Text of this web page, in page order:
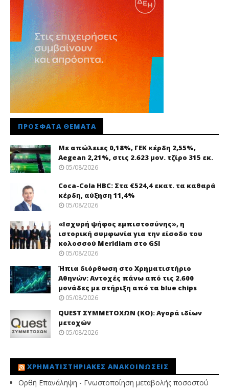
ΠΡΌΣΦΑΤΑ ΘΈΜΑΤΑ
Με απώλειες 0,18%, ΓΕΚ κέρδη 2,55%,
Aegean 2,21%, στις 2.623 μον. τζίρο 315 εκ.
05/08/2026
Coca-Cola HBC: Στα €524,4 εκατ. τα καθαρά
κέρδη, αύξηση 11,4%
05/08/2026
«Ισχυρή ψήφος εμπιστοσύνης», η
ιστορική συμφωνία για την είσοδο του
κολοσσού Meridiam στο GSI
05/08/2026
Ήπια διόρθωση στο Χρηματιστήριο
Αθηνών: Αντοχές πάνω από τις 2.600
μονάδες με στήριξη από τα blue chips
05/08/2026
QUEST ΣΥΜΜΕΤΟΧΩΝ (ΚΟ): Αγορά ιδίων
μετοχών
05/08/2026
ΧΡΗΜΑΤΙΣΤΗΡΙΑΚΈΣ ΑΝΑΚΟΙΝΏΣΕΙΣ
Ορθή Επανάληψη - Γνωστοποίηση μεταβολής ποσοστού